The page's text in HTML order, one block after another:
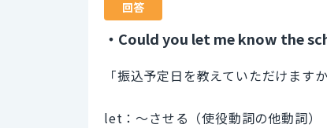
回答
・Could you let me know the
「振込予定日を教えていただけます
let：～させる（使役動詞の他動詞）